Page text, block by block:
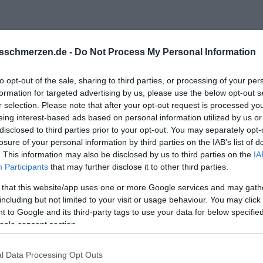
- Do Not Process My Personal Information
opt-out of the sale, sharing to third parties, or processing of your
for targeted advertising by us, please use the below opt-out
selection. Please note that after your opt-out request is processed
interest-based ads based on personal information utilized by us
to third parties prior to your opt-out. You may separately
of your personal information by third parties on the IAB’s list of
This information may also be disclosed by us to third parties on the
Participants that may further disclose it to other third parties.
that this website/app uses one or more Google services and may
but not limited to your visit or usage behaviour. You may
to Google and its third-party tags to use your data for below
consent section.
Data Processing Opt Outs
Für Männer ist der Tuf im Bett wichtiger als für Frauen.
oder Bekannte der man ein Geheimnis anvertraut
nur fandest du es immer befremdlich das er während des
immer Neider und diese werden das Gerücht sehr pushen.